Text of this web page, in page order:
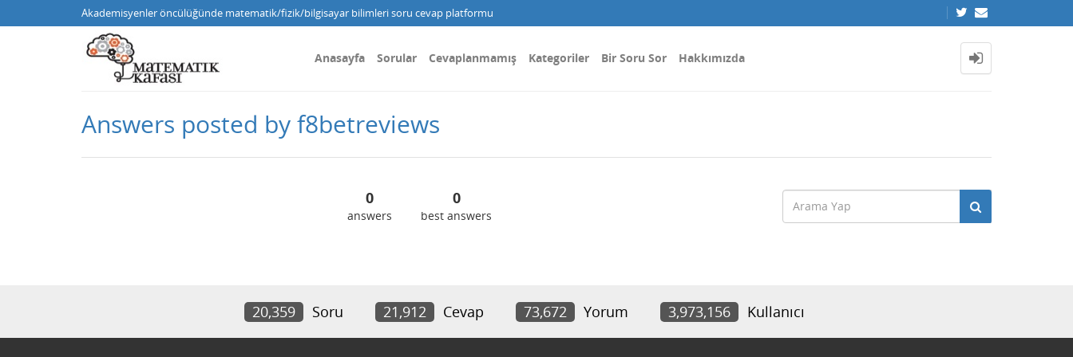
Akademisyenler öncülüğünde matematik/fizik/bilgisayar bilimleri soru cevap platformu
Anasayfa Sorular Cevaplanmamış Kategoriler Bir Soru Sor Hakkımızda
Answers posted by f8betreviews
0
answers
0
best answers
20,359 Soru 21,912 Cevap 73,672 Yorum 3,973,156 Kullanıcı